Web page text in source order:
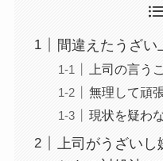
間違えたうざ
上司の言う
無理して頑
現状を疑わ
上司がうざい